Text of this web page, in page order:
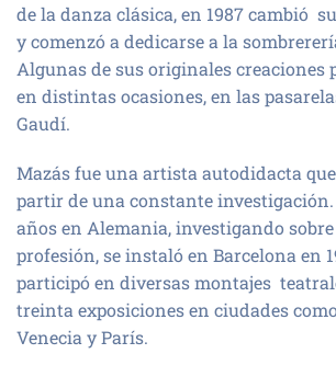
de la danza clásica, en 1987 cambió
y comenzó a dedicarse a la
Algunas de sus originales creaciones
en distintas ocasiones, en las
Gaudí.
Mazás fue una artista autodidacta
partir de una constante
años en Alemania, investigando
profesión, se instaló en Barcelona en
participó en diversas montajes
treinta exposiciones en ciudades
Venecia y París.​